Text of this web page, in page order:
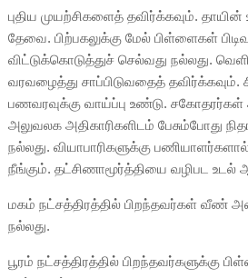
புதிய முயற்சிகளைத் தவிர்க்கவும்.
தேவை. பிற்பகலுக்கு மேல் பிள்ளைகள்
விட்டுக்கொடுத்துச் செல்வது நல்லது.
வரவழைத்து சாப்பிடுவதைத் தவிர்க்கவும்.
பணவரவுக்கு வாய்ப்பு உண்டு.
அலுவலக அதிகாரிகளிடம் பேசும்போது
நல்லது. வியாபாரிகளுக்கு
நீங்கும். தட்சிணாமூர்த்தியை வழிபட உடல்
மகம் நட்சத்திரத்தில் பிறந்தவர்கள் வீண்
நல்லது.
பூரம் நட்சத்திரத்தில் பிறந்தவர்களுக்கு